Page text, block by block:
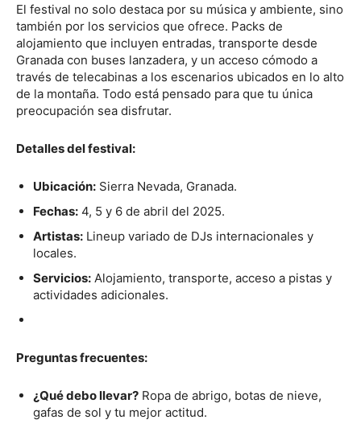
El festival no solo destaca por su música y ambiente, sino
también por los servicios que ofrece. Packs de
alojamiento que incluyen entradas, transporte desde
Granada con buses lanzadera, y un acceso cómodo a
través de telecabinas a los escenarios ubicados en lo alto
de la montaña. Todo está pensado para que tu única
preocupación sea disfrutar.
Detalles del festival:
Ubicación: Sierra Nevada, Granada.
Fechas: 4, 5 y 6 de abril del 2025.
Artistas: Lineup variado de DJs internacionales y
locales.
Servicios: Alojamiento, transporte, acceso a pistas y
actividades adicionales.
Preguntas frecuentes:
¿Qué debo llevar? Ropa de abrigo, botas de nieve,
gafas de sol y tu mejor actitud.